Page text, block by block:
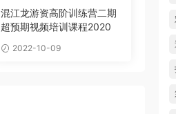
混江龙游资高阶训练营二期
超预期视频培训课程2020
2022-10-09